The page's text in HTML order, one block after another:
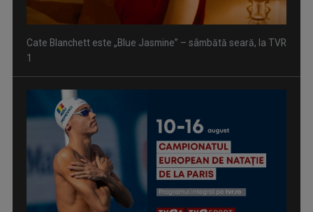
Cate Blanchett este „Blue Jasmine” – sâmbătă seară, la TVR
1